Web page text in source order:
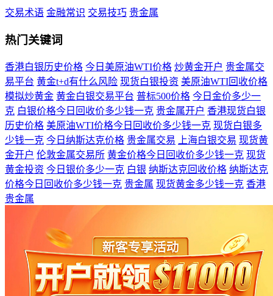
交易术语 金融常识 交易技巧 贵金属
热门关键词
香港白银历史价格 今日美原油WTI价格 炒黄金开户 贵金属交
易平台 黄金t+d有什么风险 现货白银投资 美原油WTI回收价格
模拟炒黄金 黄金白银交易平台 普标500价格 今日金价多少一
克 白银价格今日回收价多少钱一克 贵金属开户 香港现货白银
历史价格 美原油WTI价格今日回收价多少钱一克 现货白银多
少钱一克 今日纳斯达克价格 贵金属交易 上海白银交易 现货黄
金开户 伦敦金属交易所 黄金价格今日回收价多少钱一克 现货
黄金投资 今日银价多少一克 白银 纳斯达克回收价格 纳斯达克
价格今日回收价多少钱一克 贵金属 现货黄金多少钱一克 香港
贵金属